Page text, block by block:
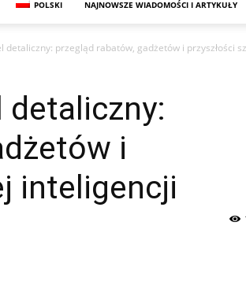
POLSKI NAJNOWSZE WIADOMOŚCI I ARTYKUŁY
detaliczny: przegląd rabatów, gadżetów i przyszłości
detaliczny:
i
inteligencji